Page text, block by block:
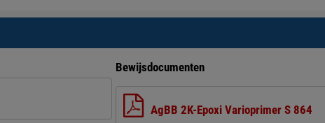
Bewijsdocumenten
AgBB 2K-Epoxi Varioprimer S 864